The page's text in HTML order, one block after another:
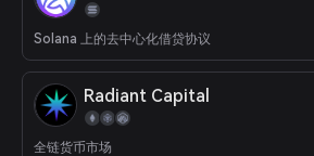
Solana 上的去中心化借贷协议
Radiant Capital
全链货币市场